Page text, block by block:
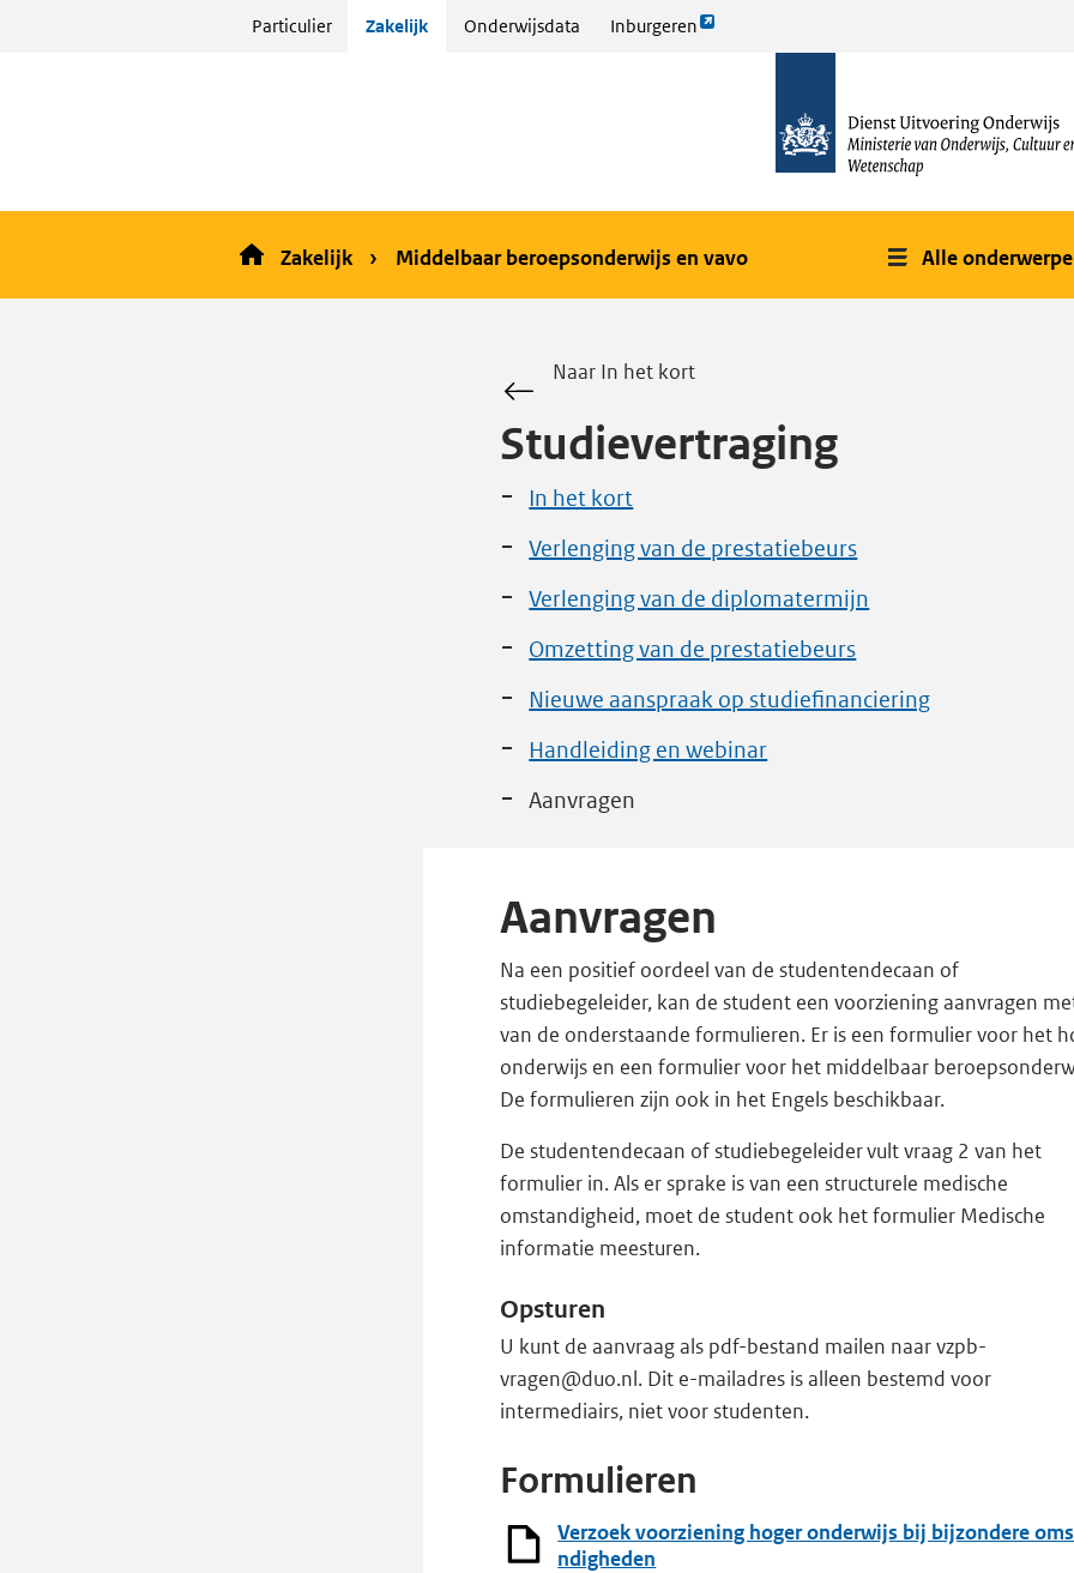
Particulier Zakelijk Onderwijsdata Inburgeren
Link
homepage
Zakelijk Middelbaar beroepsonderwijs en vavo Alle
Naar In het kort
Studievertraging
In het kort
Verlenging van de prestatiebeurs
Verlenging van de diplomatermijn
Omzetting van de prestatiebeurs
Nieuwe aanspraak op studiefinanciering
Handleiding en webinar
Aanvragen
Aanvragen
Na een positief oordeel van de studentendecaan of
studiebegeleider, kan de student een voorziening aanvragen
van de onderstaande formulieren. Er is een formulier voor het
onderwijs en een formulier voor het middelbaar
De formulieren zijn ook in het Engels beschikbaar.
De studentendecaan of studiebegeleider vult vraag 2 van het
formulier in. Als er sprake is van een structurele medische
omstandigheid, moet de student ook het formulier Medische
informatie meesturen.
Opsturen
U kunt de aanvraag als pdf-bestand mailen naar vzpb-
vragen@duo.nl. Dit e-mailadres is alleen bestemd voor
intermediairs, niet voor studenten.
Formulieren
Verzoek voorziening hoger onderwijs bij bijzondere
ndigheden